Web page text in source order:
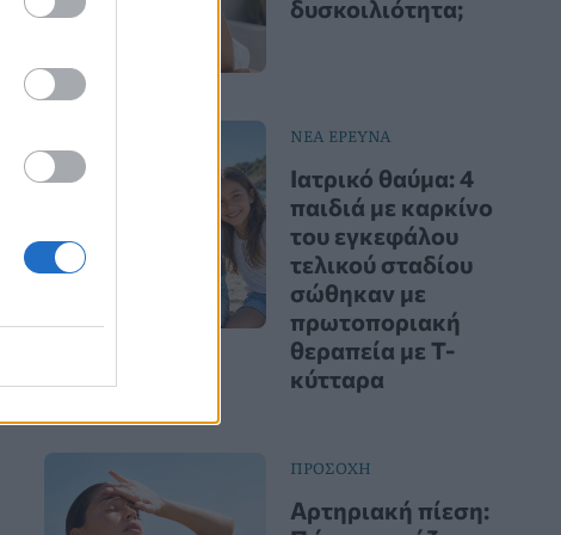
δυσκοιλιότητα;
ΝΕΑ ΕΡΕΥΝΑ
Ιατρικό θαύμα: 4
παιδιά με καρκίνο
του εγκεφάλου
τελικού σταδίου
σώθηκαν με
πρωτοποριακή
θεραπεία με Τ-
κύτταρα
ΠΡΟΣΟΧΗ
Αρτηριακή πίεση: